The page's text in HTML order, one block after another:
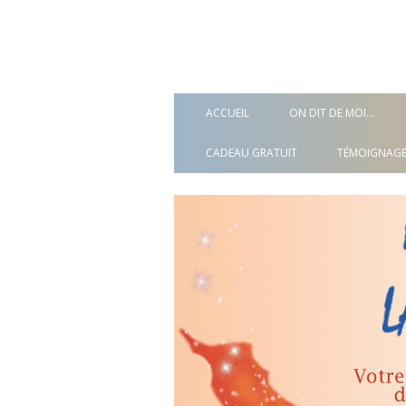
ACCUEIL ON DIT DE MOI…
CADEAU GRATUIT
MYSTÈRES DE LA FORÊT